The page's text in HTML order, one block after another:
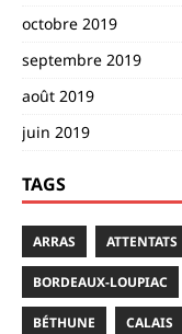
octobre 2019
septembre 2019
août 2019
juin 2019
TAGS
ARRAS ATTENTATS
BORDEAUX-LOUPIAC
BÉTHUNE CALAIS